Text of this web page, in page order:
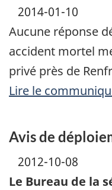
2014-01-10
Aucune réponse
accident mortel
privé près de
Lire le
Avis de
2012-10-08
Le Bureau de la